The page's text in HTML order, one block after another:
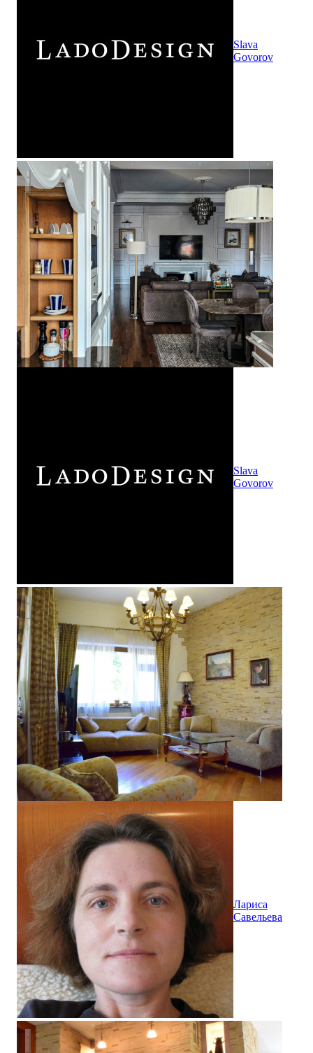
Slava
Govorov
Американская классика
Slava
Govorov
Жилой дом в Тульской обл.
Лариса
Савельева
Жилой дом в Тульской обл.